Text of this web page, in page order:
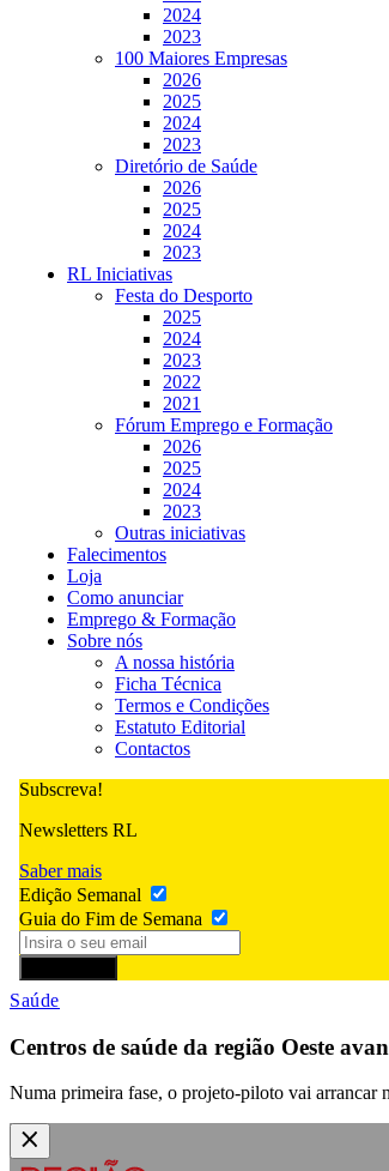
2024
2023
100 Maiores Empresas
2026
2025
2024
2023
Diretório de Saúde
2026
2025
2024
2023
RL Iniciativas
Festa do Desporto
2025
2024
2023
2022
2021
Fórum Emprego e Formação
2026
2025
2024
2023
Outras iniciativas
Falecimentos
Loja
Como anunciar
Emprego & Formação
Sobre nós
A nossa história
Ficha Técnica
Termos e Condições
Estatuto Editorial
Contactos
Subscreva!
Newsletters RL
Saber mais
Edição Semanal
Guia do Fim de Semana
Saúde
Centros de saúde da região Oeste
Numa primeira fase, o projeto-piloto vai arrancar